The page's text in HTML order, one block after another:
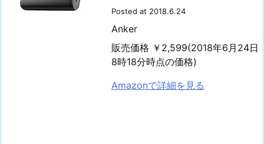
Posted at 2018.6.24
Anker
販売価格 ￥2,599(2018年6月24日
8時18分時点の価格)
Amazonで詳細を見る